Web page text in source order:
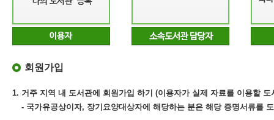
회원가입
1. 거주 지역 내 도서관에 회원가입 하기 (이용자가 실제 자료를 이용할 도
- 국가유공상이자, 장기요양대상자에 해당하는 분은 해당 증명서류를